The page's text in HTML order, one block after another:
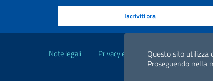
Questo sito utilizza
Proseguendo nella
Note legali Privacy e cookie policy